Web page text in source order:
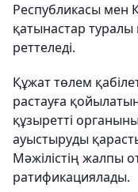
Республикасы мен
қатынастар туралы
реттеледі.
Құжат төлем
растауға
құзыретті
ауыстыруды
Мәжілістің жалпы
ратификациялады.